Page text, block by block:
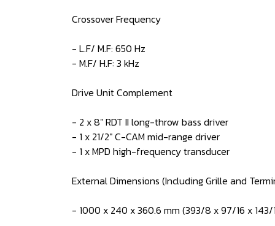
Crossover Frequency
- L.F/ M.F: 650 Hz
- M.F/ H.F: 3 kHz
Drive Unit Complement
- 2 x 8" RDT II long-throw bass driver
- 1 x 21/2" C-CAM mid-range driver
- 1 x MPD high-frequency transducer
External Dimensions (Including Grille and
- 1000 x 240 x 360.6 mm (393/8 x 97/16 x 143/